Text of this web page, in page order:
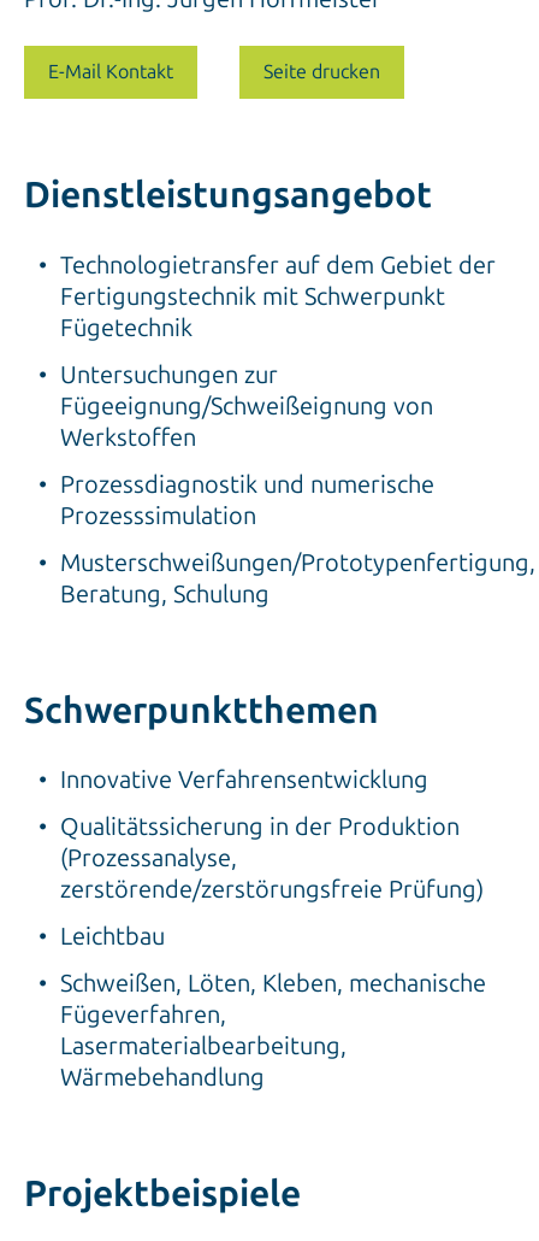
Technologietransfer auf dem Gebiet der
Fügetechnik
Untersuchungen zur
Fügeeignung/Schweißeignung von
Werkstoffen
Prozessdiagnostik und numerische
Prozesssimulation
Musterschweißungen/Prototypenfertigung,
Beratung, Schulung
Innovative Verfahrensentwicklung
(Prozessanalyse,
zerstörende/zerstörungsfreie Prüfung)
Leichtbau
Fügeverfahren,
Lasermaterialbearbeitung,
Wärmebehandlung
Qualifizierung von Schweißverfahren